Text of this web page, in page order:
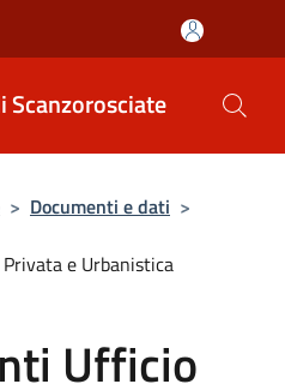
Scanzorosciate
> Documenti e dati >
e Urbanistica
Ufficio